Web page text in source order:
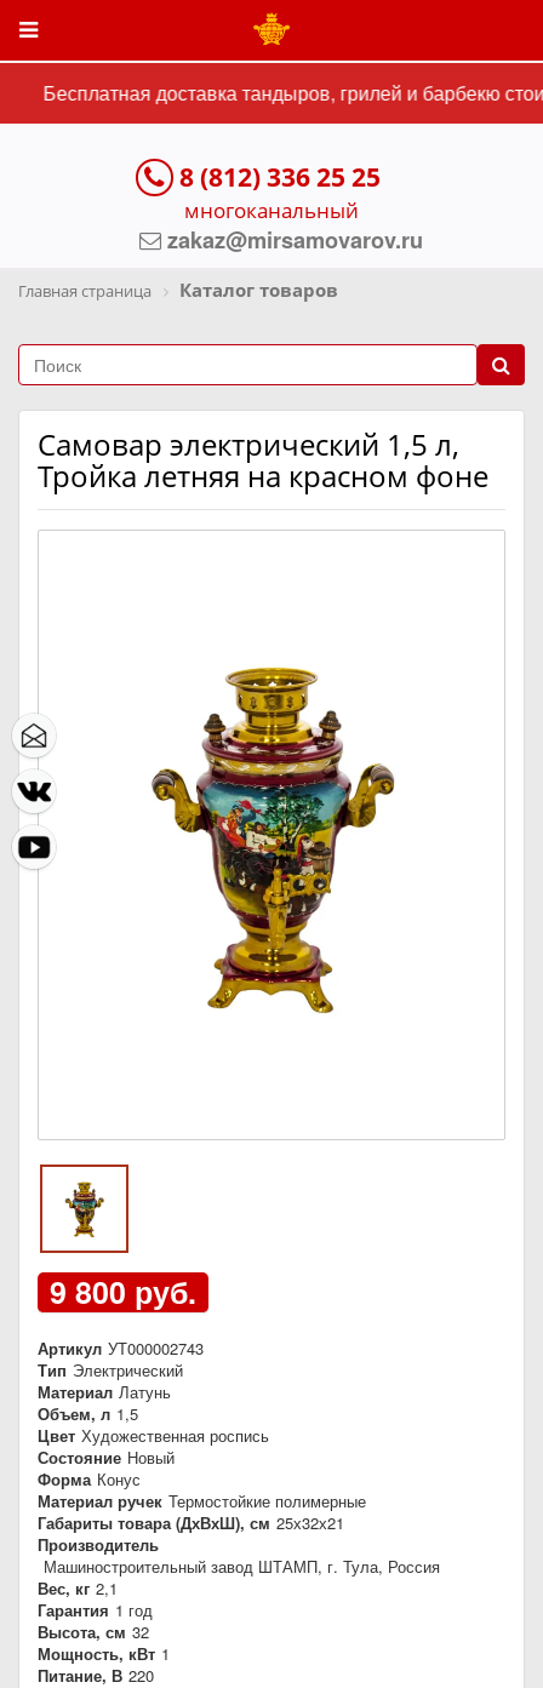
Бесплатная доставка тандыров, грилей и барбекю
8 (812) 336 25 25
многоканальный
zakaz@mirsamovarov.ru
Главная страница Каталог товаров
Самовар электрический 1,5 л,
Тройка летняя на красном фоне
9 800 руб.
Артикул УТ000002743
Тип Электрический
Материал Латунь
Объем, л 1,5
Цвет Художественная роспись
Состояние Новый
Форма Конус
Материал ручек Термостойкие полимерные
Габариты товара (ДхВхШ), см 25х32х21
Производитель
Машиностроительный завод ШТАМП, г. Тула, Россия
Вес, кг 2,1
Гарантия 1 год
Высота, см 32
Мощность, кВт 1
Питание, В 220